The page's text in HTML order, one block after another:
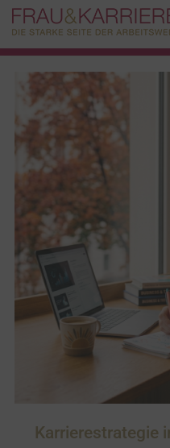
Karrierestrategie